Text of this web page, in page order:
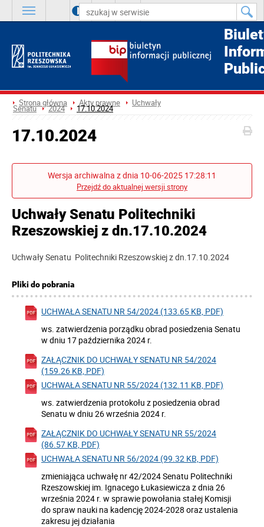
A A A
Strona główna Akty prawne Uchwały
Senatu 2024 17.10.2024
17.10.2024
Wersja archiwalna z dnia 10-06-2025 17:28:11
Przejdź do aktualnej wersji strony
Uchwały Senatu Politechniki
Rzeszowskiej z dn.17.10.2024
Uchwały Senatu Politechniki Rzeszowskiej z dn.17.10.2024
Pliki do pobrania
UCHWAŁA SENATU NR 54/2024 (133.65 KB, PDF)
ws. zatwierdzenia porządku obrad posiedzenia Senatu
w dniu 17 października 2024 r.
ZAŁĄCZNIK DO UCHWAŁY SENATU NR 54/2024
(159.26 KB, PDF)
UCHWAŁA SENATU NR 55/2024 (132.11 KB, PDF)
ws. zatwierdzenia protokołu z posiedzenia obrad
Senatu w dniu 26 września 2024 r.
ZAŁĄCZNIK DO UCHWAŁY SENATU NR 55/2024
(86.57 KB, PDF)
UCHWAŁA SENATU NR 56/2024 (99.32 KB, PDF)
zmieniająca uchwałę nr 42/2024 Senatu Politechniki
Rzeszowskiej im. Ignacego Łukasiewicza z dnia 26
września 2024 r. w sprawie powołania stałej Komisji
do spraw nauki na kadencję 2024-2028 oraz ustalenia
zakresu jej działania